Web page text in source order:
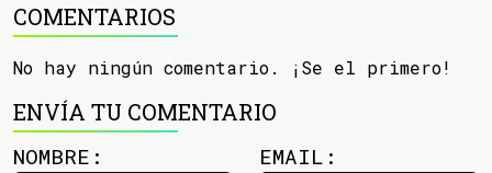
COMENTARIOS
No hay ningún comentario. ¡Se el primero!
ENVÍA TU COMENTARIO
NOMBRE: EMAIL: